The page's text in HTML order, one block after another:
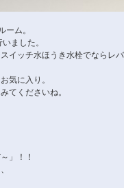
ム。
ました。
イッチ水ほうき水栓でならレ
気に入り。
てくださいね。
」！！